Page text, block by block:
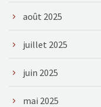
août 2025
juillet 2025
juin 2025
mai 2025